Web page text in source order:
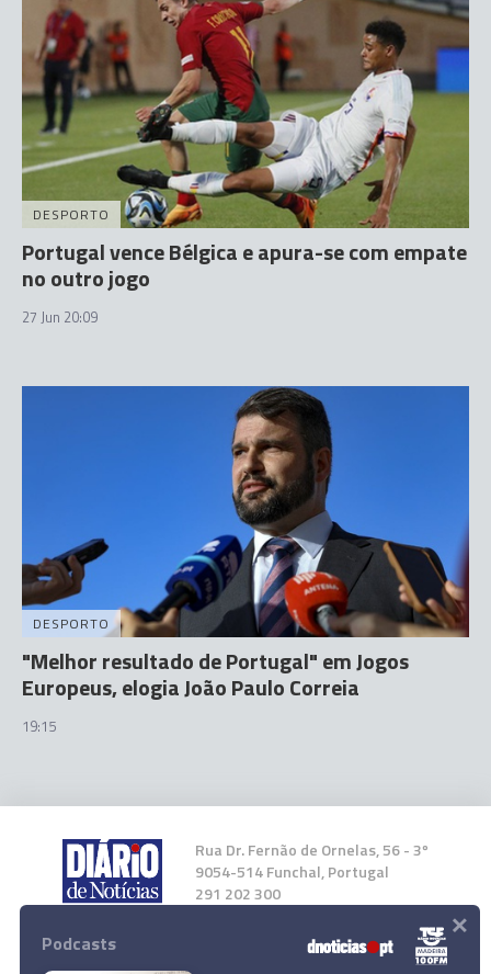
DESPORTO
Portugal vence Bélgica e apura-se com empate
no outro jogo
27 Jun 20:09
DESPORTO
"Melhor resultado de Portugal" em Jogos
Europeus, elogia João Paulo Correia
19:15
Rua Dr. Fernão de Ornelas, 56 - 3º
9054-514 Funchal, Portugal
291 202 300
Instale a nossa App
Podcasts ×